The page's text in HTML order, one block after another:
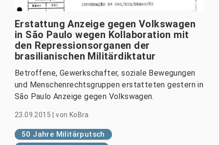
Erstattung Anzeige gegen Volkswagen
in São Paulo wegen Kollaboration mit
den Repressionsorganen der
brasilianischen Militärdiktatur
Betroffene, Gewerkschafter, soziale Bewegungen
und Menschenrechtsgruppen erstatteten gestern in
São Paulo Anzeige gegen Volkswagen.
23.09.2015|von KoBra
50 Jahre Militärputsch